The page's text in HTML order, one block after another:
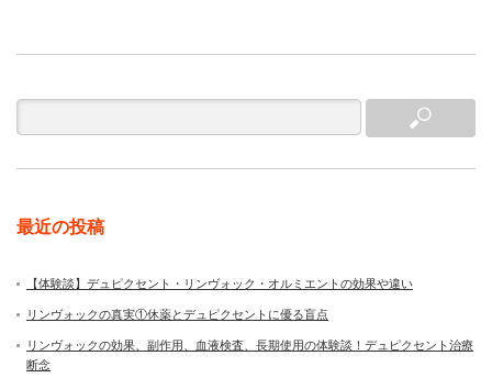
最近の投稿
【体験談】デュピクセント・リンヴォック・オルミエントの効果や違い
リンヴォックの真実①休薬とデュピクセントに優る盲点
リンヴォックの効果、副作用、血液検査、長期使用の体験談！デュピクセント治療
断念